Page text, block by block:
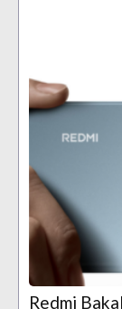
Redmi